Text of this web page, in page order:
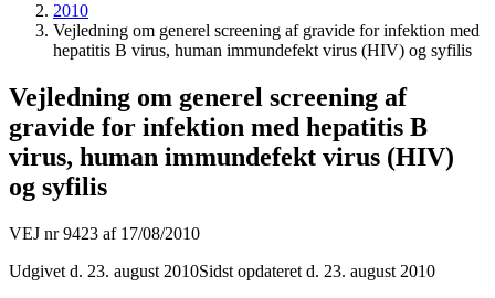
2010
Vejledning om generel screening af gravide for infektion med
hepatitis B virus, human immundefekt virus (HIV) og syfilis
Vejledning om generel screening af
gravide for infektion med hepatitis B
virus, human immundefekt virus (HIV)
og syfilis
VEJ nr 9423 af 17/08/2010
Udgivet d. 23. august 2010Sidst opdateret d. 23. august 2010